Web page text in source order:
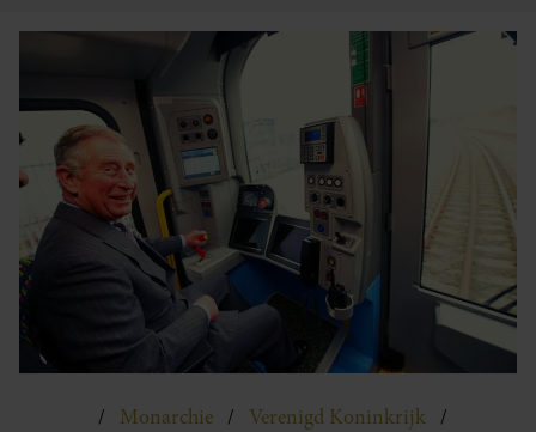
Monarchie
Verenigd Koninkrijk